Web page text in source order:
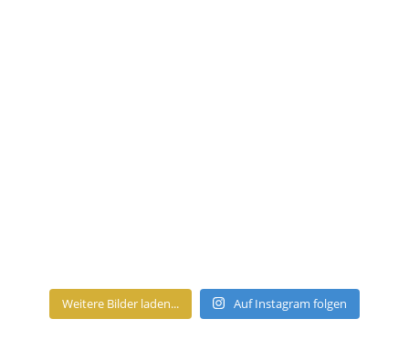
Weitere Bilder laden... Auf Instagram folgen